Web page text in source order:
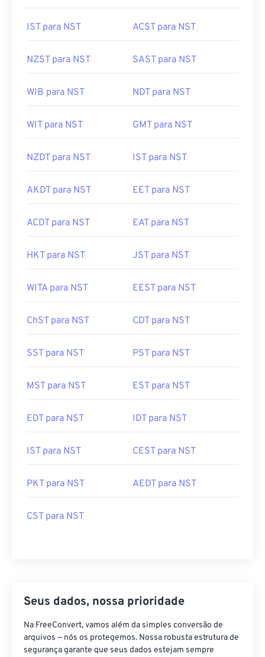
IST para NST ACST para NST
NZST para NST SAST para NST
WIB para NST NDT para NST
WIT para NST GMT para NST
NZDT para NST IST para NST
AKDT para NST EET para NST
ACDT para NST EAT para NST
HKT para NST JST para NST
WITA para NST EEST para NST
ChST para NST CDT para NST
SST para NST PST para NST
MST para NST EST para NST
EDT para NST IDT para NST
IST para NST CEST para NST
PKT para NST AEDT para NST
CST para NST
Seus dados, nossa prioridade
Na FreeConvert, vamos além da simples conversão de
arquivos — nós os protegemos. Nossa robusta estrutura de
segurança garante que seus dados estejam sempre